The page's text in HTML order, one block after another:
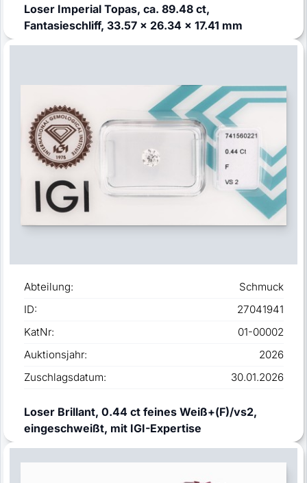
Loser Imperial Topas, ca. 89.48 ct,
Fantasieschliff, 33.57 x 26.34 x 17.41 mm
Abteilung:
Schmuck
ID:
27041941
KatNr:
01-00002
Auktionsjahr:
2026
Zuschlagsdatum:
30.01.2026
Loser Brillant, 0.44 ct feines Weiß+(F)/vs2,
eingeschweißt, mit IGI-Expertise